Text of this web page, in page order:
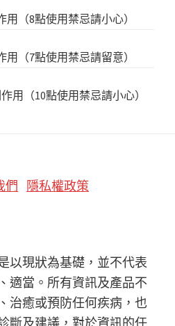
（8點使用禁忌請小心）
（7點使用禁忌請留意）
用（10點使用禁忌請小心）
們 隱私權政策
以現狀為基礎，並不代表
適當。所有資訊及產品不
治癒或預防任何疾病，也
斷及建議，對於資訊的任